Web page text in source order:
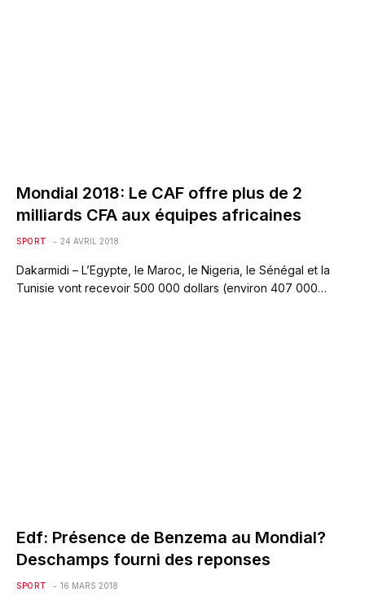
Mondial 2018: Le CAF offre plus de 2
milliards CFA aux équipes africaines
SPORT 24 AVRIL 2018
Dakarmidi – L’Egypte, le Maroc, le Nigeria, le Sénégal et la
Tunisie vont recevoir 500 000 dollars (environ 407 000…
Edf: Présence de Benzema au Mondial?
Deschamps fourni des reponses
SPORT 16 MARS 2018